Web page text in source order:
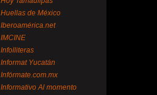
Huellas de México
Iberoamérica.net
IMCINE
Infolliteras
Informat Yucatán
Infórmate.com.mx
Informativo Al momento